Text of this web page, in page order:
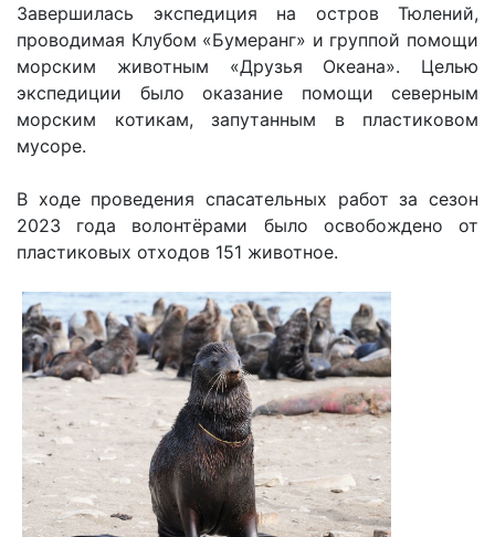
Завершилась экспедиция на остров Тюлений,
проводимая Клубом «Бумеранг» и группой помощи
морским животным «Друзья Океана». Целью
экспедиции было оказание помощи северным
морским котикам, запутанным в пластиковом
мусоре.
В ходе проведения спасательных работ за сезон
2023 года волонтёрами было освобождено от
пластиковых отходов 151 животное.